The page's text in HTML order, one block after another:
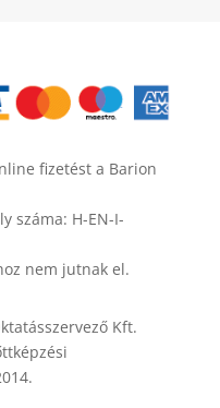
fizetést a Barion
száma: H-EN-I-
nem jutnak el.
Kft.